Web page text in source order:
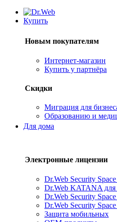
Купить
Новым покупателям
Интернет-магазин
Купить у партнёра
Скидки
Миграция для
Образованию и
Для дома
Электронные лицензии
Dr.Web Security
Dr.Web KATANA для
Dr.Web Security
Dr.Web Security
Защита мобильных